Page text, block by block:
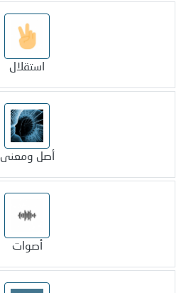
استقلال
أصل ومعنى
أصوات